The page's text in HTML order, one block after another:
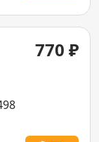
770 ₽